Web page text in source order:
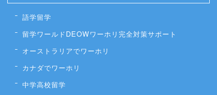
語学留学
留学ワールドDEOWワーホリ完全対策サポート
オーストラリアでワーホリ
カナダでワーホリ
中学高校留学